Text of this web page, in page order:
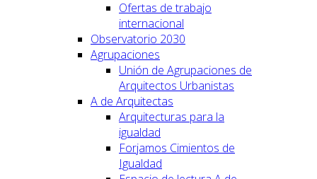
Ofertas de trabajo
internacional
Observatorio 2030
Agrupaciones
Unión de Agrupaciones de
Arquitectos Urbanistas
A de Arquitectas
Arquitecturas para la
igualdad
Forjamos Cimientos de
Igualdad